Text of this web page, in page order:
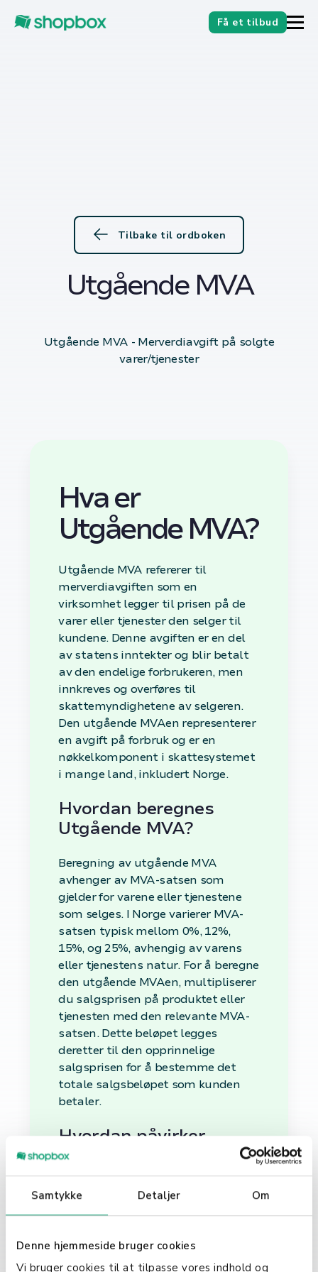
Samtykke Detaljer Om
Denne hjemmeside bruger cookies
Vi bruger cookies til at tilpasse vores indhold og
Få et tilbud
Tilbake til ordboken
Utgående MVA
Utgående MVA - Merverdiavgift på solgte
varer/tjenester
Hva er
Utgående MVA?
Utgående MVA refererer til
merverdiavgiften som en
virksomhet legger til prisen på de
varer eller tjenester den selger til
kundene. Denne avgiften er en del
av statens inntekter og blir betalt
av den endelige forbrukeren, men
innkreves og overføres til
skattemyndighetene av selgeren.
Den utgående MVAen representerer
en avgift på forbruk og er en
nøkkelkomponent i skattesystemet
i mange land, inkludert Norge.
Hvordan beregnes
Utgående MVA?
Beregning av utgående MVA
avhenger av MVA-satsen som
gjelder for varene eller tjenestene
som selges. I Norge varierer MVA-
satsen typisk mellom 0%, 12%,
15%, og 25%, avhengig av varens
eller tjenestens natur. For å beregne
den utgående MVAen, multipliserer
du salgsprisen på produktet eller
tjenesten med den relevante MVA-
satsen. Dette beløpet legges
deretter til den opprinnelige
salgsprisen for å bestemme det
totale salgsbeløpet som kunden
betaler.
Hvordan påvirker
Utgående MVA din
virksomhet?
den daglige driften. Korrekt
beregning og rapportering av